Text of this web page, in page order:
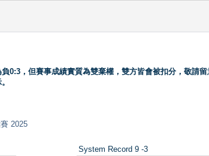
0:3，但賽事成績實質為雙棄權，雙方皆會被扣分，敬請留
2025
System Record 9 -3